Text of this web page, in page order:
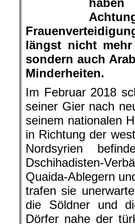
haben
längst nicht
sondern auch
Minderheiten.
Im Februar 2018
seiner Gier nach
seinem nationalen
in Richtung der
Nordsyrien
Dschihadisten-
Quaida-Ablegern
trafen sie
die Söldner und
Dörfer nahe der